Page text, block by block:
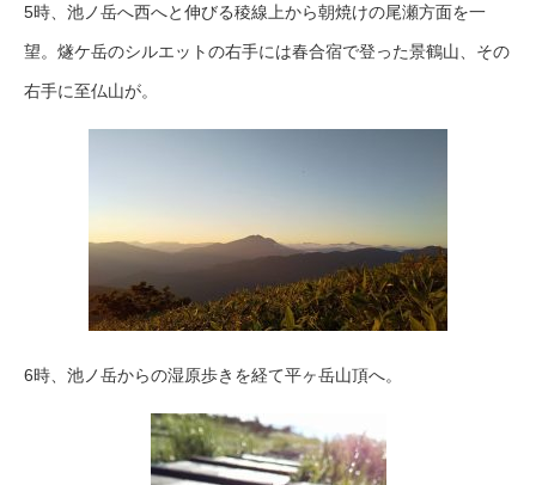
5時、池ノ岳へ西へと伸びる稜線上から朝焼けの尾瀬方面を一
望。燧ケ岳のシルエットの右手には春合宿で登った景鶴山、その
右手に至仏山が。
6時、池ノ岳からの湿原歩きを経て平ヶ岳山頂へ。